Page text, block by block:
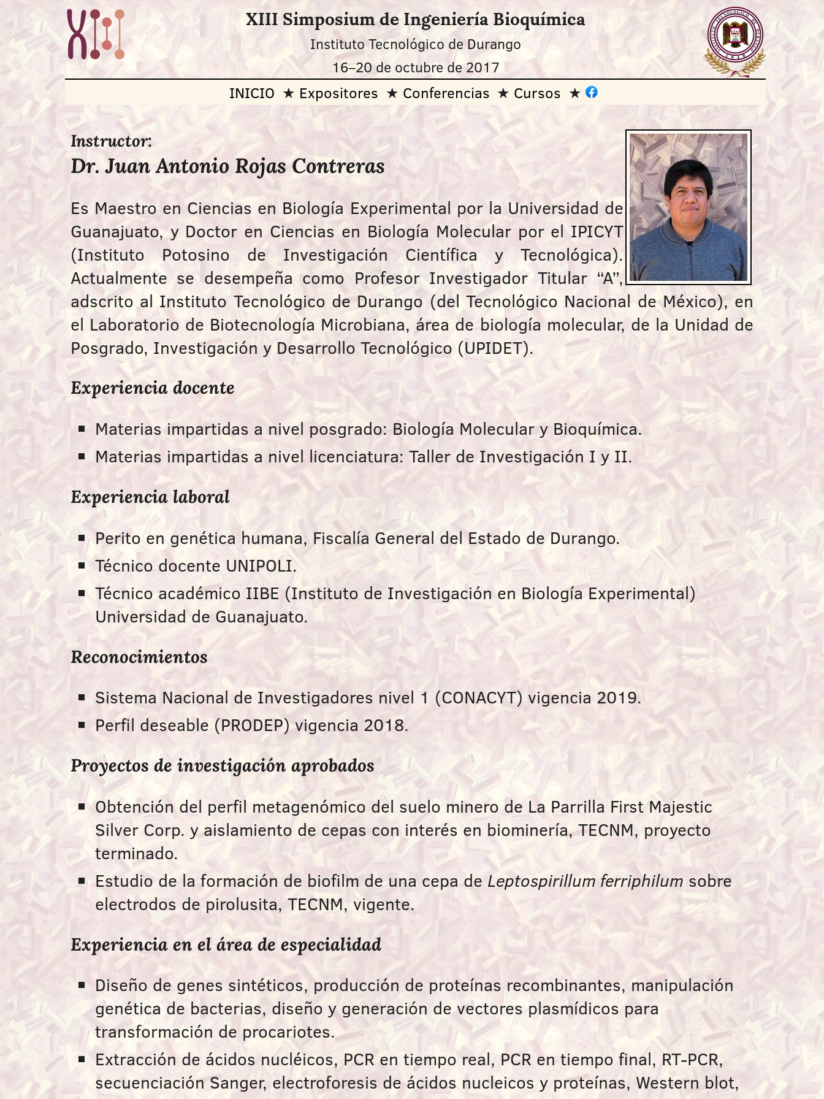
XIII Simposium de Ingeniería Bioquímica
Instituto Tecnológico de Durango
16–20 de octubre de 2017
INICIO Expositores Conferencias Cursos
Instructor:
Dr. Juan Antonio Rojas Contreras
Es Maestro en Ciencias en Biología Experimental por la Universidad de
Guanajuato, y Doctor en Ciencias en Biología Molecular por el IPICYT
(Instituto Potosino de Investigación Científica y Tecnológica).
Actualmente se desempeña como Profesor Investigador Titular “A”,
adscrito al Instituto Tecnológico de Durango (del Tecnológico Nacional de México), en
el Laboratorio de Biotecnología Microbiana, área de biología molecular, de la Unidad de
Posgrado, Investigación y Desarrollo Tecnológico (UPIDET).
Experiencia docente
Materias impartidas a nivel posgrado: Biología Molecular y Bioquímica.
Materias impartidas a nivel licenciatura: Taller de Investigación I y II.
Experiencia laboral
Perito en genética humana, Fiscalía General del Estado de Durango.
Técnico docente UNIPOLI.
Técnico académico IIBE (Instituto de Investigación en Biología Experimental)
Universidad de Guanajuato.
Reconocimientos
Sistema Nacional de Investigadores nivel 1 (CONACYT) vigencia 2019.
Perfil deseable (PRODEP) vigencia 2018.
Proyectos de investigación aprobados
Obtención del perfil metagenómico del suelo minero de La Parrilla First Majestic
Silver Corp. y aislamiento de cepas con interés en biominería, TECNM, proyecto
terminado.
Estudio de la formación de biofilm de una cepa de Leptospirillum ferriphilum sobre
electrodos de pirolusita, TECNM, vigente.
Experiencia en el área de especialidad
Diseño de genes sintéticos, producción de proteínas recombinantes, manipulación
genética de bacterias, diseño y generación de vectores plasmídicos para
transformación de procariotes.
Extracción de ácidos nucléicos, PCR en tiempo real, PCR en tiempo final, RT-PCR,
secuenciación Sanger, electroforesis de ácidos nucleicos y proteínas, Western blot,